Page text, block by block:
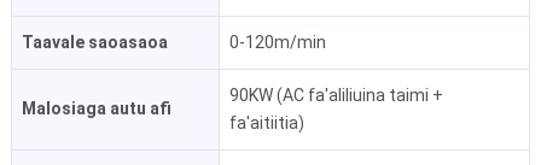
Taavale saoasaoa 0-120m/min
Malosiaga autu afi
90KW (AC fa'aliliuina taimi +
fa'aitiitia)